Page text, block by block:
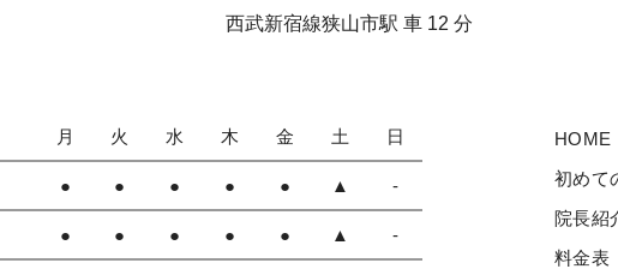
西武新宿線狭山市駅 車 12 分
月 火 水 木 金 土 日
● ● ● ● ● ▲ -
● ● ● ● ● ▲ -
HOME
初めて
院長紹
料金表